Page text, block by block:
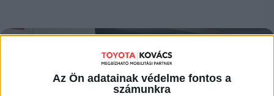
Az Ön adatainak védelme fontos a
számunkra
MEGNÉZEM